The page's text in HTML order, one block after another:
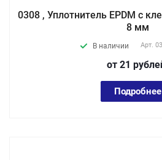
0308 , Уплотнитель EPDM с
8 мм
В наличии Арт.
от 21 руб
Подробнее